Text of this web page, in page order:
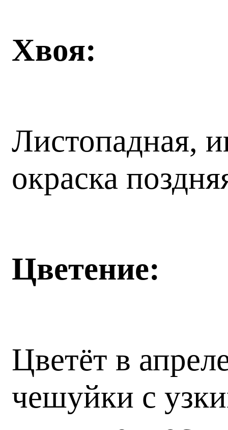
Хвоя:
Листопадная,
окраска
Цветение:
Цветёт в
чешуйки с